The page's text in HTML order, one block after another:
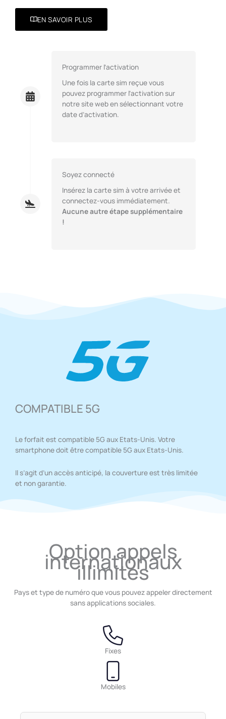
EN SAVOIR PLUS
Programmer l’activation
Une fois la carte sim reçue vous
pouvez programmer l’activation sur
notre site web en sélectionnant votre
date d’activation.
Soyez connecté
Insérez la carte sim à votre arrivée et
connectez-vous immédiatement.
Aucune autre étape supplémentaire
!
COMPATIBLE 5G
Le forfait est compatible 5G aux Etats-Unis. Votre
smartphone doit être compatible 5G aux Etats-Unis.
Il s’agit d’un accès anticipé, la couverture est très limitée
et non garantie.
Option appels
internationaux
illimités
Pays et type de numéro que vous pouvez appeler directement
sans applications sociales.
Fixes
Mobiles